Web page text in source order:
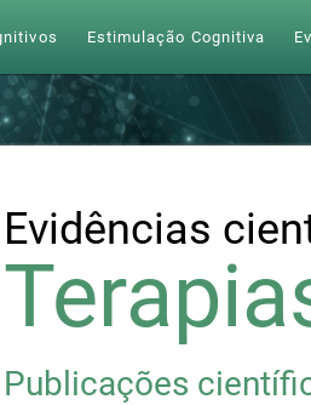
Estimulação Cognitiva
Evidências
Publicações